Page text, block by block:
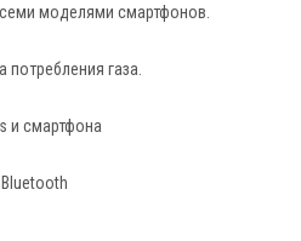
моделями смартфонов.
газа.
и смартфона